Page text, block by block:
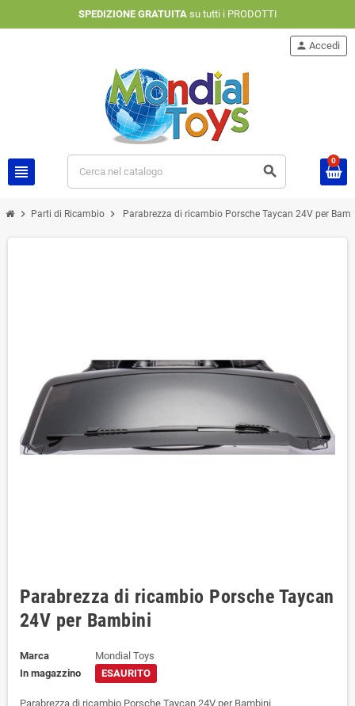
SPEDIZIONE GRATUITAsu tutti i PRODOTTI
view_headline search
person Accedi
0
chevron_right Parti di Ricambio chevron_right Parabrezza di ricambio Porsche Taycan 24V per
Parabrezza di ricambio Porsche Taycan
24V per Bambini
Marca
Mondial Toys
In magazzino
ESAURITO
Parabrezza di ricambio Porsche Taycan 24V per Bambini